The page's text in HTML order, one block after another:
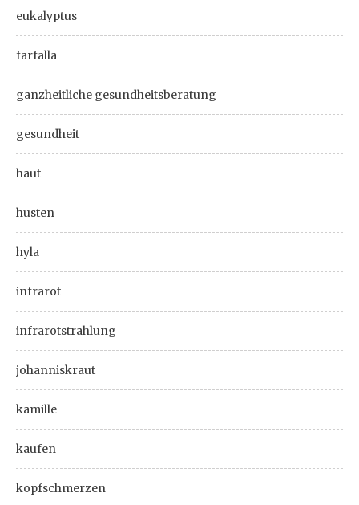
eukalyptus
farfalla
ganzheitliche gesundheitsberatung
gesundheit
haut
husten
hyla
infrarot
infrarotstrahlung
johanniskraut
kamille
kaufen
kopfschmerzen